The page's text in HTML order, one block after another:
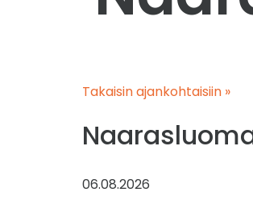
Takaisin ajankohtaisiin »
06.08.2026